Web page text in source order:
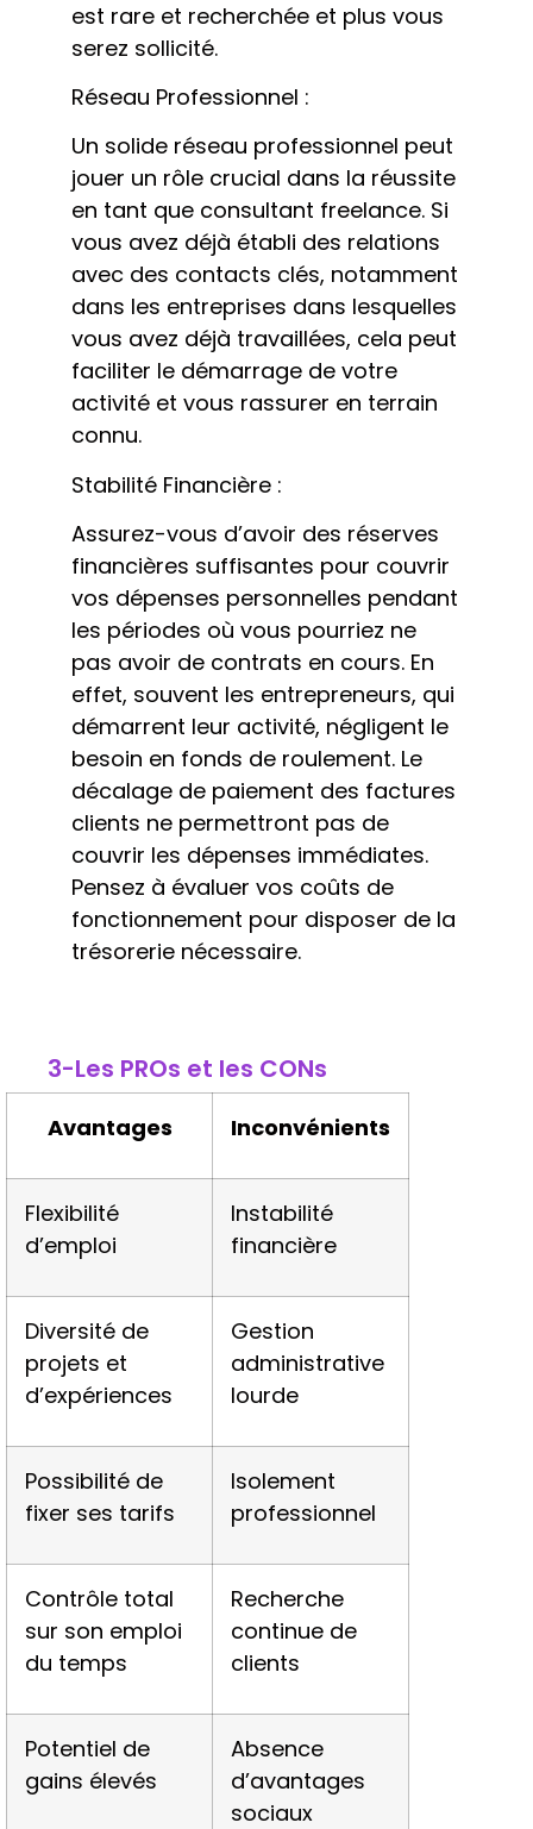
est rare et recherchée et plus vous
serez sollicité.
Réseau Professionnel :
Un solide réseau professionnel peut
jouer un rôle crucial dans la réussite
en tant que consultant freelance. Si
vous avez déjà établi des relations
avec des contacts clés, notamment
dans les entreprises dans lesquelles
vous avez déjà travaillées, cela peut
faciliter le démarrage de votre
activité et vous rassurer en terrain
connu.
Stabilité Financière :
Assurez-vous d’avoir des réserves
financières suffisantes pour couvrir
vos dépenses personnelles pendant
les périodes où vous pourriez ne
pas avoir de contrats en cours. En
effet, souvent les entrepreneurs, qui
démarrent leur activité, négligent le
besoin en fonds de roulement. Le
décalage de paiement des factures
clients ne permettront pas de
couvrir les dépenses immédiates.
Pensez à évaluer vos coûts de
fonctionnement pour disposer de la
trésorerie nécessaire.
3-Les PROs et les CONs
Avantages Inconvénients
Flexibilité
d’emploi
Instabilité
financière
Diversité de
projets et
d’expériences
Gestion
administrative
lourde
Possibilité de
fixer ses tarifs
Isolement
professionnel
Contrôle total
sur son emploi
du temps
Recherche
continue de
clients
Potentiel de
gains élevés
Absence
d’avantages
sociaux